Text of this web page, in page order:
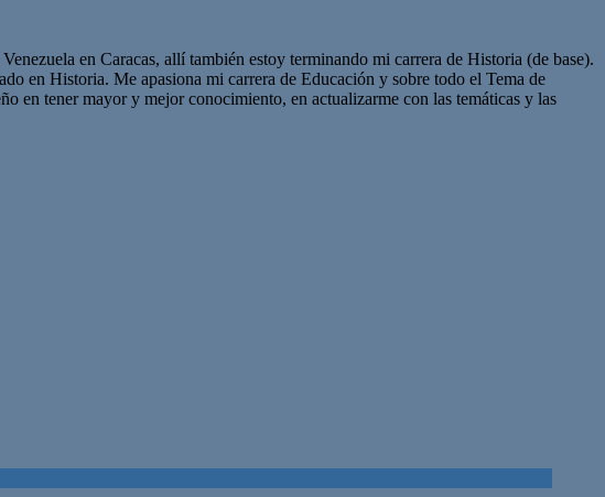
en Caracas, allí también estoy terminando mi carrera de Historia (de base).
en Historia. Me apasiona mi carrera de Educación y sobre todo el Tema de
en tener mayor y mejor conocimiento, en actualizarme con las temáticas y las